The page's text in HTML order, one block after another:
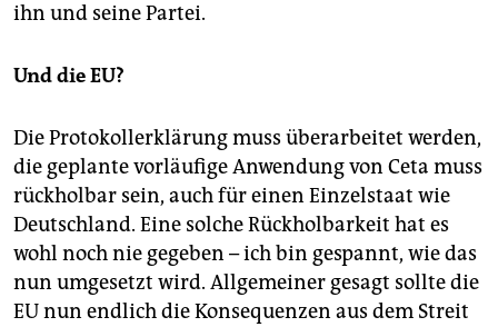
ihn und seine Partei.
Und die EU?
Die Protokollerklärung muss überarbeitet werden,
die geplante vorläufige Anwendung von Ceta muss
rückholbar sein, auch für einen Einzelstaat wie
Deutschland. Eine solche Rückholbarkeit hat es
wohl noch nie gegeben – ich bin gespannt, wie das
nun umgesetzt wird. Allgemeiner gesagt sollte die
EU nun endlich die Konsequenzen aus dem Streit